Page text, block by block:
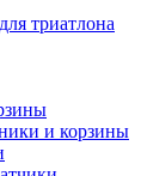
триатлона
и корзины